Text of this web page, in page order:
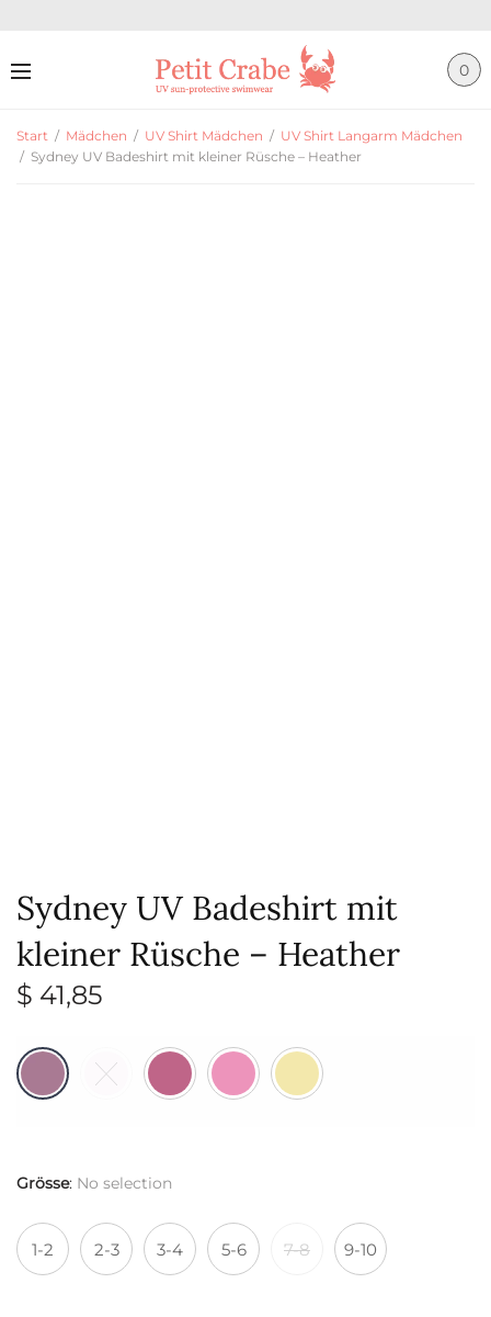
0
Start / Mädchen / UV Shirt Mädchen / UV Shirt Langarm Mädchen
/ Sydney UV Badeshirt mit kleiner Rüsche – Heather
Sydney UV Badeshirt mit
kleiner Rüsche – Heather
$ 41,85
Grösse: No selection
1-2 2-3 3-4 5-6 7-8 9-10